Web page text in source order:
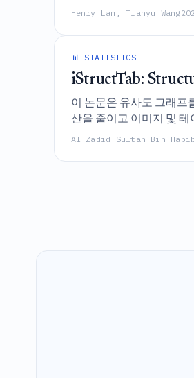
있음을 입증한다.
Henry Lam, Tianyu Wang
📊 STATISTICS
iStructTab:
이 논문은 유사도 그래프
산을 줄이고 이미지 및
Al Zadid Sultan Bin